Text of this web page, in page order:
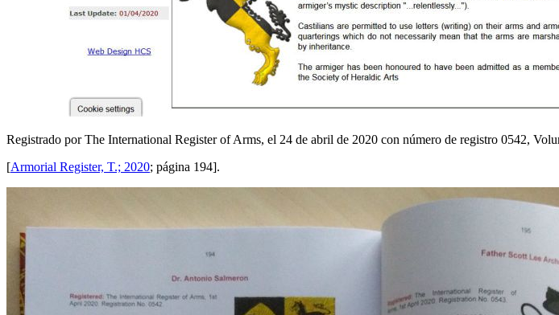
Registrado por The International Register of Arms, el 24 de abril de 2020 con número de registro 0542,
[Armorial Register, T.; 2020; página 194].